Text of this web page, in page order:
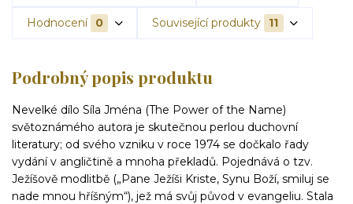
Hodnocení 0 Související produkty 11
Podrobný popis produktu
Nevelké dílo Síla Jména (The Power of the Name)
světoznámého autora je skutečnou perlou duchovní
literatury; od svého vzniku v roce 1974 se dočkalo řady
vydání v angličtině a mnoha překladů. Pojednává o tzv.
Ježíšově modlitbě („Pane Ježíši Kriste, Synu Boží, smiluj se
nade mnou hříšným“), jež má svůj původ v evangeliu. Stala